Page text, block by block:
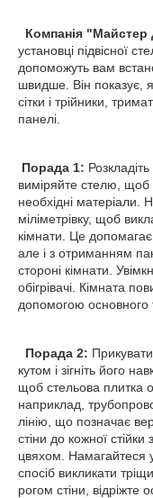
Компанія "Майстер
установці підвісної
допоможуть вам
швидше. Він показує,
сітки і трійники,
панелі.
Порада 1:
виміряйте стелю, щоб
необхідні матеріали.
міліметрівку, щоб
кімнати. Це
але і з отриманням
стороні кімнати.
обігрівачі. Кімната
допомогою основного
Порада 2:
кутом і зігніть його
щоб стельова плитка
наприклад,
лінію, що позначає
стіни до кожної
цвяхом. Намагайтеся
спосіб викликати
рогом стіни, відріжте